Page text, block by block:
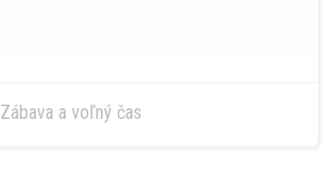
Zábava a voľný čas